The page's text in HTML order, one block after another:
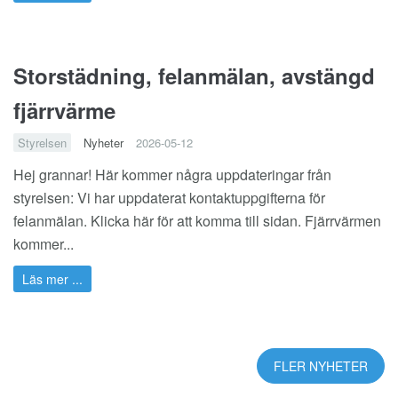
Storstädning, felanmälan, avstängd
fjärrvärme
Styrelsen Nyheter 2026-05-12
Hej grannar! Här kommer några uppdateringar från
styrelsen: Vi har uppdaterat kontaktuppgifterna för
felanmälan. Klicka härför att komma till sidan. Fjärrvärmen
kommer...
Läs mer ...
FLER NYHETER